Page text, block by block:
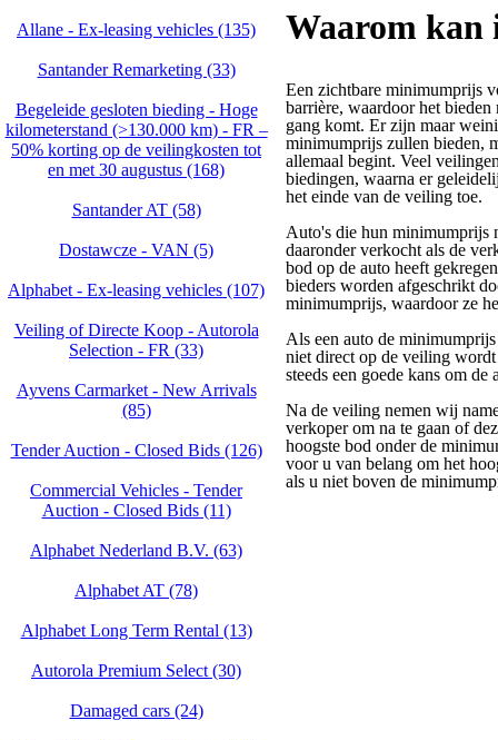
Allane - Ex-leasing vehicles (135)
Santander Remarketing (33)
Begeleide gesloten bieding - Hoge
kilometerstand (>130.000 km) - FR –
50% korting op de veilingkosten tot
en met 30 augustus (168)
Santander AT (58)
Dostawcze - VAN (5)
Alphabet - Ex-leasing vehicles (107)
Veiling of Directe Koop - Autorola
Selection - FR (33)
Ayvens Carmarket - New Arrivals
(85)
Tender Auction - Closed Bids (126)
Commercial Vehicles - Tender
Auction - Closed Bids (11)
Alphabet Nederland B.V. (63)
Alphabet AT (78)
Alphabet Long Term Rental (13)
Autorola Premium Select (30)
Damaged cars (24)
Waarom
Een zichtbare minimumprijs
barrière, waardoor het
gang komt. Er zijn maar
minimumprijs zullen bieden,
allemaal begint. Veel
biedingen, waarna er
het einde van de veiling toe.
Auto's die hun minimumprijs
daaronder verkocht als de
bod op de auto heeft
bieders worden afgeschrikt
minimumprijs, waardoor ze
Als een auto de
niet direct op de veiling
steeds een goede kans om de
Na de veiling nemen wij
verkoper om na te gaan of
hoogste bod onder de
voor u van belang om het
als u niet boven de